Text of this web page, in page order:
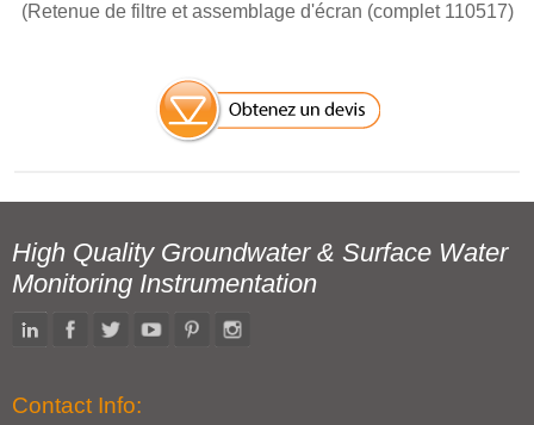
(Retenue de filtre et assemblage d'écran (complet 110517)
High Quality Groundwater & Surface Water
Monitoring Instrumentation
Contact Info: